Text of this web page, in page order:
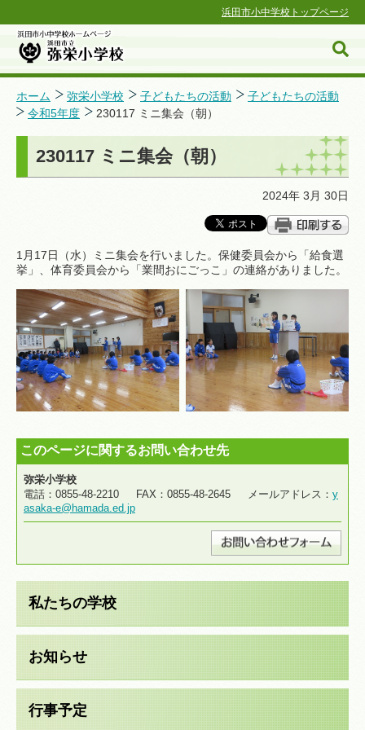
浜田市小中学校トップページ
浜田市小中学校ホームページ
ホーム 弥栄小学校 子どもたちの活動
子どもたちの活動
令和5年度
230117 ミニ集会（朝）
230117 ミニ集会（朝）
2024年 3月 30日
1月17日（水）ミニ集会を行いました。保健委員会から「給食選
挙」、体育委員会から「業間おにごっこ」の連絡がありました。
このページに関するお問い合わせ先
弥栄小学校
電話：0855-48-2210 FAX：0855-48-2645 メールアドレス： y
asaka-e@hamada.ed.jp
私たちの学校
お知らせ
行事予定